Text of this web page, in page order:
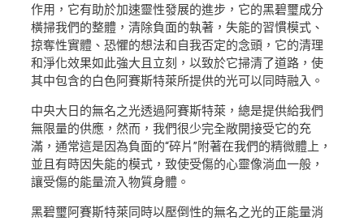
作用，它有助於加速靈性發展的進步，它的黑碧璽成分
橫掃我們的整體，清除負面的執著，失能的習慣模式、
掠奪性實體、恐懼的想法和自我否定的念頭，它的清理
和淨化效果如此強大且立刻，以致於它掃清了道路，使
其中包含的白色阿賽斯特萊所提供的光可以同時融入。
中央大日的無名之光透過阿賽斯特萊，總是提供給我們
無限量的供應，然而，我們很少完全敞開接受它的充
滿，通常這是因為負面的“碎片”附著在我們的精微體上，
並且有時因失能的模式，致使受傷的心靈像淌血一般，
讓受傷的能量流入物質身體。
黑碧璽阿賽斯特萊同時以壓倒性的無名之光的正能量消